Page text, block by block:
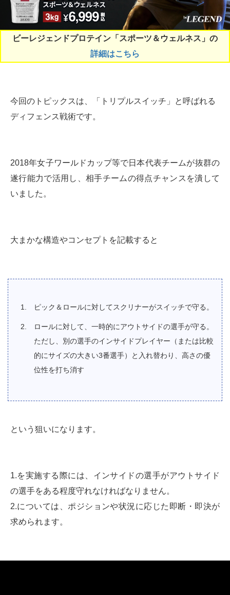
ビーレジェンドプロテイン「スポーツ＆ウェルネス」の
詳細はこちら
今回のトピックスは、「トリプルスイッチ」と呼ばれる
ディフェンス戦術です。
2018年女子ワールドカップ等で日本代表チームが抜群の
遂行能力で活用し、相手チームの得点チャンスを潰して
いました。
大まかな構造やコンセプトを記載すると
ピック＆ロールに対してスクリナーがスイッチで守る。
ロールに対して、一時的にアウトサイドの選手が守る。
ただし、別の選手のインサイドプレイヤー（または比較
的にサイズの大きい3番選手）と入れ替わり、高さの優
位性を打ち消す
という狙いになります。
1.を実施する際には、インサイドの選手がアウトサイド
の選手をある程度守れなければなりません。
2.については、ポジションや状況に応じた即断・即決が
求められます。